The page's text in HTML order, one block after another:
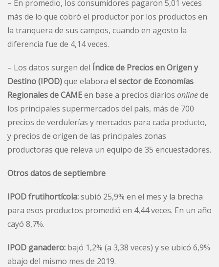
– En promedio, los consumidores pagaron 5,01 veces
más de lo que cobró el productor por los productos en
la tranquera de sus campos, cuando en agosto la
diferencia fue de 4,14 veces.
– Los datos surgen del Índice de Precios en Origen y
Destino (IPOD)que elabora el sector de Economías
Regionales de CAMEen base a precios diarios onlinede
los principales supermercados del país, más de 700
precios de verdulerías y mercados para cada producto,
y precios de origen de las principales zonas
productoras que releva un equipo de 35 encuestadores.
Otros datos de septiembre
IPOD frutihortícola:subió 25,9% en el mes y la brecha
para esos productos promedió en 4,44 veces. En un año
cayó 8,7%.
IPOD ganadero: bajó 1,2% (a 3,38 veces) y se ubicó 6,9%
abajo del mismo mes de 2019.